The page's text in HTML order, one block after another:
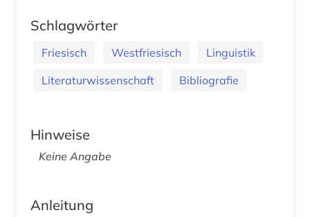
Schlagwörter
Friesisch Westfriesisch
Linguistik
Literaturwissenschaft
Bibliografie
Hinweise
Keine Angabe
Anleitung